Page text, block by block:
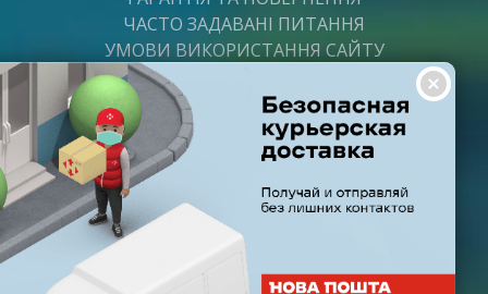
ЧАСТО ЗАДАВАНІ ПИТАННЯ
УМОВИ ВИКОРИСТАННЯ САЙТУ
ПОСТАЧАЛЬНИКАМ
ПАРТНЕРИ
ГРАФІК РОБОТИ
Пн-Пт: з 8:00 до 21:00
Субота: з 9:00 до 20:00